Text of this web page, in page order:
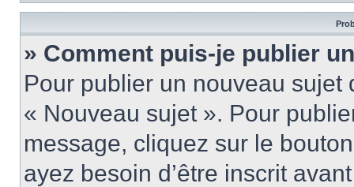
» Comment puis-je publier
Pour publier un nouveau
« Nouveau sujet ». Pour
message, cliquez sur le
ayez besoin d’être inscrit